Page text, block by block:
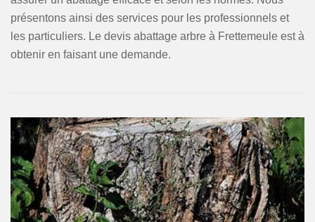
présentons ainsi des services pour les professionnels et
les particuliers. Le devis abattage arbre à Frettemeule est à
obtenir en faisant une demande.